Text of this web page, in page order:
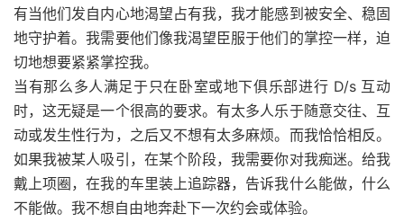
有当他们发自内心地渴望占有我，我才能感到被安全、稳固
地守护着。我需要他们像我渴望臣服于他们的掌控一样，迫
切地想要紧紧掌控我。
当有那么多人满足于只在卧室或地下俱乐部进行 D/s 互动
时，这无疑是一个很高的要求。有太多人乐于随意交往、互
动或发生性行为，之后又不想有太多麻烦。而我恰恰相反。
如果我被某人吸引，在某个阶段，我需要你对我痴迷。给我
戴上项圈，在我的车里装上追踪器，告诉我什么能做，什么
不能做。我不想自由地奔赴下一次约会或体验。